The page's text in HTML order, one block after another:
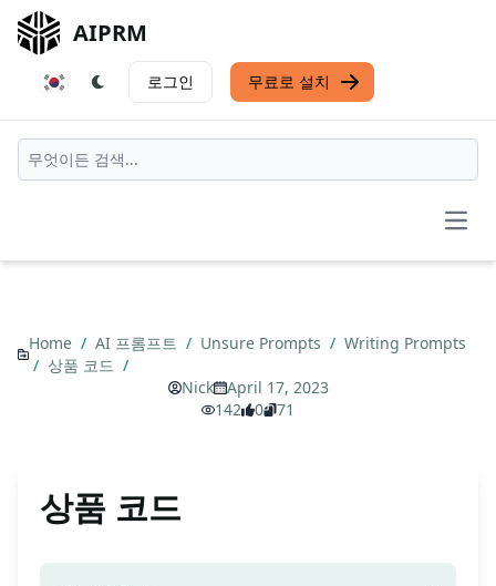
AIPRM
로그인 무료로 설치
Home / AI 프롬프트 / Unsure Prompts / Writing Prompts
/ 상품 코드 /
Nick
April 17, 2023
142
0 71
상품 코드